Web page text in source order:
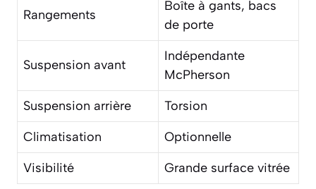
Rangements
Boîte à gants, bacs
de porte
Suspension avant
Indépendante
McPherson
Suspension arrière
Torsion
Climatisation
Optionnelle
Visibilité
Grande surface vitrée